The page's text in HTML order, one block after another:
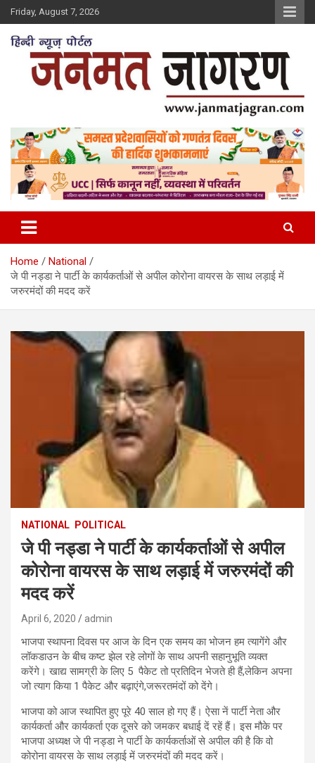
Skip
to
content
Friday, August 7, 2026
Home
National
जे पी नड्डा ने पार्टी के कार्यकर्ताओं से अपील कोरोना वायरस के साथ लड़ाई में
जरुरमंदों की मदद करें
NATIONAL POLITICAL
जे पी नड्डा ने पार्टी के कार्यकर्ताओं से अपील
कोरोना वायरस के साथ लड़ाई में जरुरमंदों की
मदद करें
April 6, 2020 admin
भाजपा स्थापना दिवस पर आज के दिन एक समय का भोजन हम त्यागेंगे और
लॉकडाउन के बीच कष्ट झेल रहे लोगों के साथ अपनी सहानुभूति व्यक्त
करेंगे। खाद्य सामग्री के लिए 5 पैकेट तो प्रतिदिन भेजते ही हैं,लेकिन अपना
जो त्याग किया 1 पैकेट और बढ़ाएंगे,जरूरतमंदों को देंगे।
भाजपा को आज स्थापित हुए पूरे 40 साल हो गए हैं। ऐसा नें पार्टी नेता और
कार्यकर्ता और कार्यकर्ता एक दूसरे को जमकर बधाई दें रहें हैं। इस मौके पर
भाजपा अध्यक्ष जे पी नड्डा ने पार्टी के कार्यकर्ताओं से अपील की है कि वो
कोरोना वायरस के साथ लड़ाई में जरुरमंदों की मदद करें।